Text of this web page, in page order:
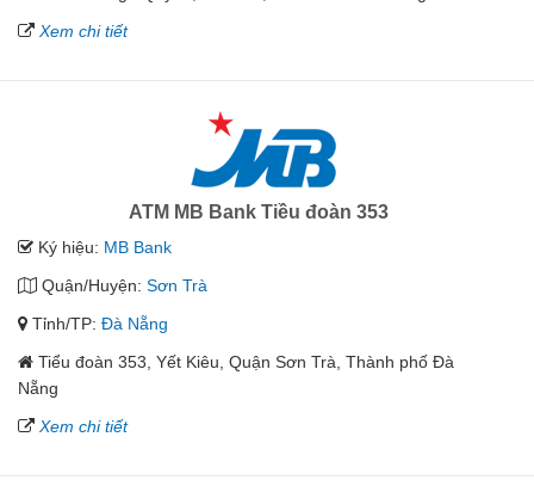
Xem chi tiết
ATM MB Bank Tiều đoàn 353
Ký hiệu: MB Bank
Quận/Huyện: Sơn Trà
Tỉnh/TP: Đà Nẵng
Tiểu đoàn 353, Yết Kiêu, Quận Sơn Trà, Thành phố Đà
Nẵng
Xem chi tiết